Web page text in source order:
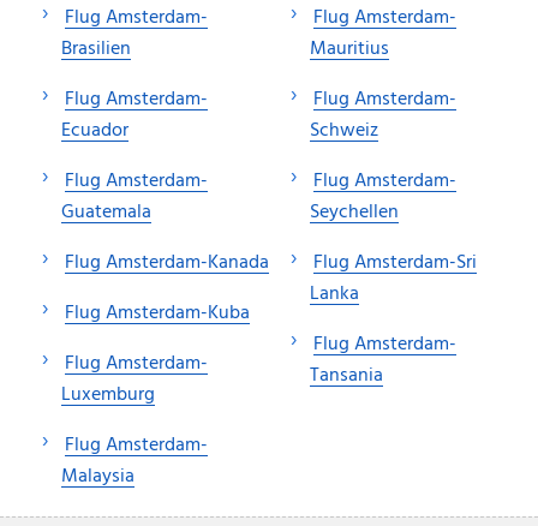
Flug Amsterdam-
Brasilien
Flug Amsterdam-
Ecuador
Flug Amsterdam-
Guatemala
Flug Amsterdam-Kanada
Flug Amsterdam-Kuba
Flug Amsterdam-
Luxemburg
Flug Amsterdam-
Malaysia
Flug Amsterdam-
Mauritius
Flug Amsterdam-
Schweiz
Flug Amsterdam-
Seychellen
Flug Amsterdam-Sri
Lanka
Flug Amsterdam-
Tansania